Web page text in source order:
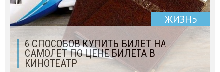
ЖИЗНЬ
6 СПОСОБОВ КУПИТЬ БИЛЕТ НА
САМОЛЕТ ПО ЦЕНЕ БИЛЕТА В
КИНОТЕАТР